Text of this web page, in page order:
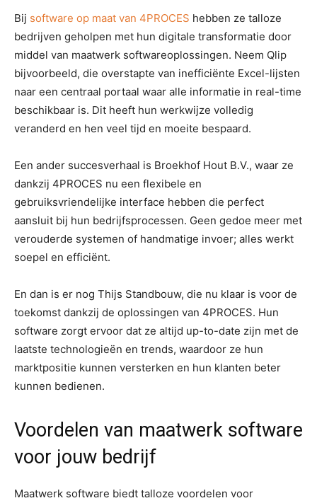
Bij software op maat van 4PROCES hebben ze talloze
bedrijven geholpen met hun digitale transformatie door
middel van maatwerk softwareoplossingen. Neem Qlip
bijvoorbeeld, die overstapte van inefficiënte Excel-lijsten
naar een centraal portaal waar alle informatie in real-time
beschikbaar is. Dit heeft hun werkwijze volledig
veranderd en hen veel tijd en moeite bespaard.
Een ander succesverhaal is Broekhof Hout B.V., waar ze
dankzij 4PROCES nu een flexibele en
gebruiksvriendelijke interface hebben die perfect
aansluit bij hun bedrijfsprocessen. Geen gedoe meer met
verouderde systemen of handmatige invoer; alles werkt
soepel en efficiënt.
En dan is er nog Thijs Standbouw, die nu klaar is voor de
toekomst dankzij de oplossingen van 4PROCES. Hun
software zorgt ervoor dat ze altijd up-to-date zijn met de
laatste technologieën en trends, waardoor ze hun
marktpositie kunnen versterken en hun klanten beter
kunnen bedienen.
Voordelen van maatwerk software
voor jouw bedrijf
Maatwerk software biedt talloze voordelen voor